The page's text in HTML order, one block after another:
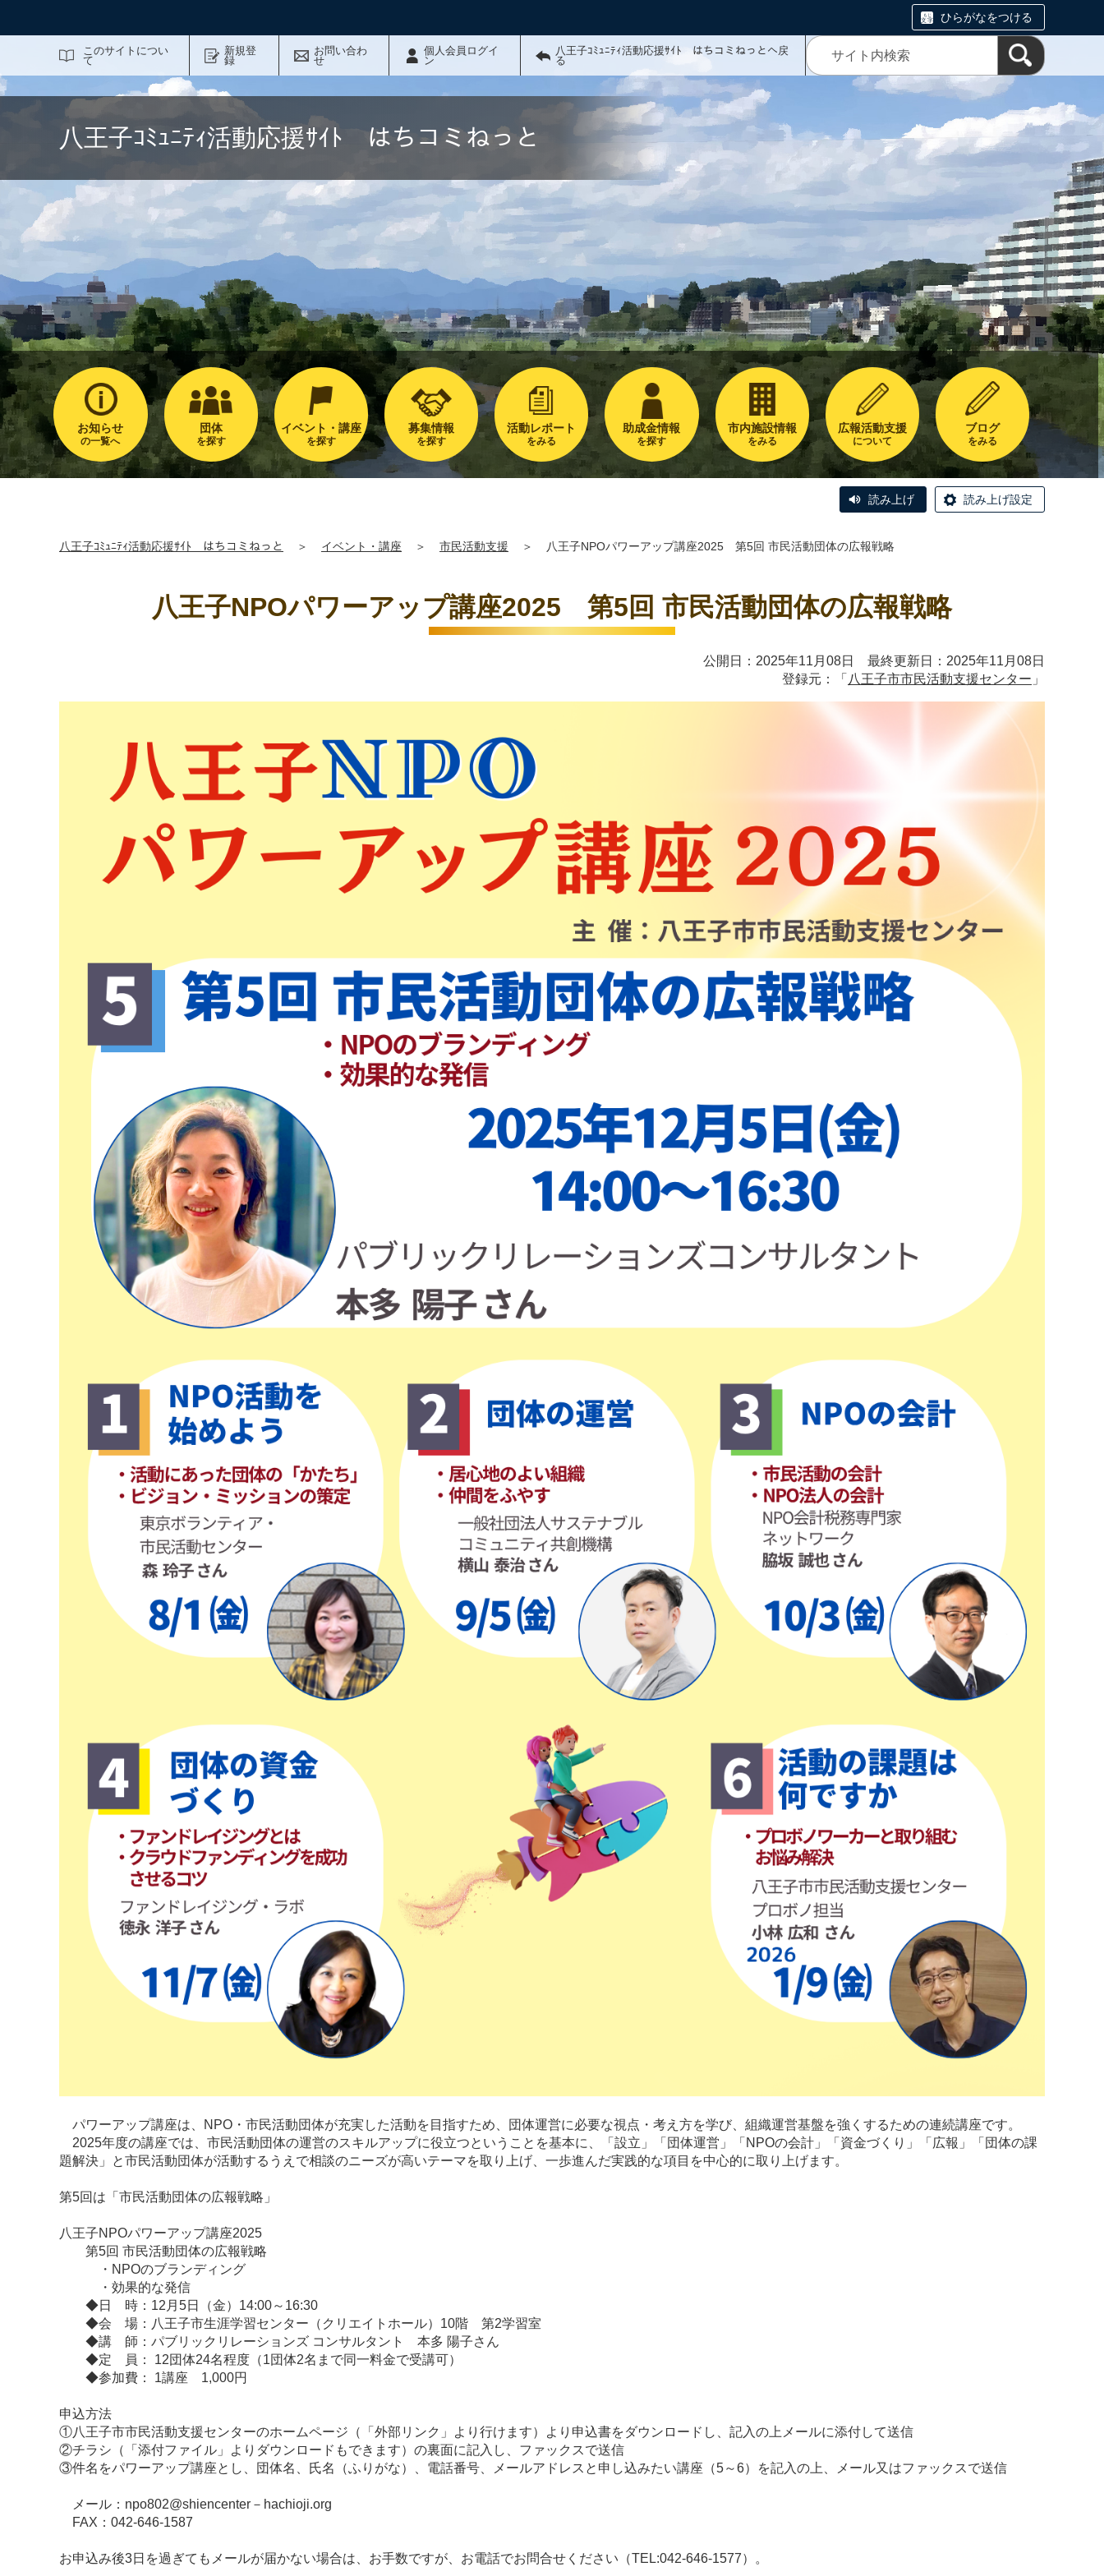
ひらがなをつける
このサイトについ
て
新規登
録
お問い合わ
せ
個人会員ログイ
ン
八王子ｺﾐｭﾆﾃｨ活動応援ｻｲﾄ はちコミねっとへ戻
る
八王子ｺﾐｭﾆﾃｨ活動応援ｻｲﾄ はちコミねっと
お知らせ
の一覧へ
団体
を探す
イベント・講座
を探す
募集情報
を探す
活動レポート
をみる
助成金情報
を探す
市内施設情報
をみる
広報活動支援
について
ブログ
をみる
読み上げ 読み上げ設定
八王子ｺﾐｭﾆﾃｨ活動応援ｻｲﾄ はちコミねっと ＞ イベント・講座 ＞ 市民活動支援 ＞ 八王子NPOパワーアップ講座2025 第5回 市民活動団体の広報戦略
八王子NPOパワーアップ講座2025 第5回 市民活動団体の広報戦略
公開日：2025年11月08日 最終更新日：2025年11月08日
登録元：「 八王子市市民活動支援センター 」
パワーアップ講座は、NPO・市民活動団体が充実した活動を目指すため、団体運営に必要な視点・考え方を学び、組織運営基盤を強くするための連続講座です。
2025年度の講座では、市民活動団体の運営のスキルアップに役立つということを基本に、「設立」「団体運営」「NPOの会計」「資金づくり」「広報」「団体の課
題解決」と市民活動団体が活動するうえで相談のニーズが高いテーマを取り上げ、一歩進んだ実践的な項目を中心的に取り上げます。
第5回は「市民活動団体の広報戦略」
八王子NPOパワーアップ講座2025
第5回 市民活動団体の広報戦略
・NPOのブランディング
・効果的な発信
◆日 時：12月5日（金）14:00～16:30
◆会 場：八王子市生涯学習センター（クリエイトホール）10階 第2学習室
◆講 師：パブリックリレーションズ コンサルタント 本多 陽子さん
◆定 員： 12団体24名程度（1団体2名まで同一料金で受講可）
◆参加費： 1講座 1,000円
申込方法
①八王子市市民活動支援センターのホームページ（「外部リンク」より行けます）より申込書をダウンロードし、記入の上メールに添付して送信
②チラシ（「添付ファイル」よりダウンロードもできます）の裏面に記入し、ファックスで送信
③件名をパワーアップ講座とし、団体名、氏名（ふりがな）、電話番号、メールアドレスと申し込みたい講座（5～6）を記入の上、メール又はファックスで送信
メール：npo802@shiencenter－hachioji.org
FAX：042-646-1587
お申込み後3日を過ぎてもメールが届かない場合は、お手数ですが、お電話でお問合せください（TEL:042-646-1577）。